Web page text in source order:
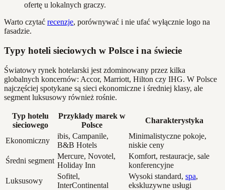
ofertę u lokalnych graczy.
Warto czytać recenzje, porównywać i nie ufać wyłącznie logo na
fasadzie.
Typy hoteli sieciowych w Polsce i na świecie
Światowy rynek hotelarski jest zdominowany przez kilka
globalnych koncernów: Accor, Marriott, Hilton czy IHG. W Polsce
najczęściej spotykane są sieci ekonomiczne i średniej klasy, ale
segment luksusowy również rośnie.
Typ hotelu
sieciowego
Przykłady marek w
Polsce
Charakterystyka
Ekonomiczny
ibis, Campanile,
B&B Hotels
Minimalistyczne pokoje,
niskie ceny
Średni segment
Mercure, Novotel,
Holiday Inn
Komfort, restauracje, sale
konferencyjne
Luksusowy
Sofitel,
InterContinental
Wysoki standard, spa,
ekskluzywne usługi